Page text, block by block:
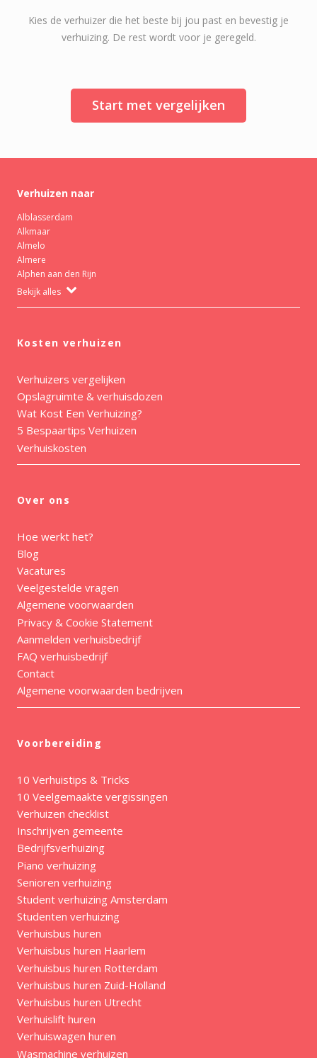
Kies de verhuizer die het beste bij jou past en bevestig je
verhuizing. De rest wordt voor je geregeld.
Start met vergelijken
Verhuizen naar
Alblasserdam
Alkmaar
Almelo
Almere
Alphen aan den Rijn
Bekijk alles
Kosten verhuizen
Verhuizers vergelijken
Opslagruimte & verhuisdozen
Wat Kost Een Verhuizing?
5 Bespaartips Verhuizen
Verhuiskosten
Over ons
Hoe werkt het?
Blog
Vacatures
Veelgestelde vragen
Algemene voorwaarden
Privacy & Cookie Statement
Aanmelden verhuisbedrijf
FAQ verhuisbedrijf
Contact
Algemene voorwaarden bedrijven
Voorbereiding
10 Verhuistips & Tricks
10 Veelgemaakte vergissingen
Verhuizen checklist
Inschrijven gemeente
Bedrijfsverhuizing
Piano verhuizing
Senioren verhuizing
Student verhuizing Amsterdam
Studenten verhuizing
Verhuisbus huren
Verhuisbus huren Haarlem
Verhuisbus huren Rotterdam
Verhuisbus huren Zuid-Holland
Verhuisbus huren Utrecht
Verhuislift huren
Verhuiswagen huren
Wasmachine verhuizen